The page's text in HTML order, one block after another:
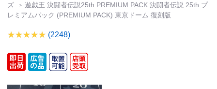
ズ
遊戯王 決闘者伝説25th PREMIUM PACK 決闘者伝説 25th プ
レミアムパック (PREMIUM PACK) 東京ドーム 復刻版
(2248)